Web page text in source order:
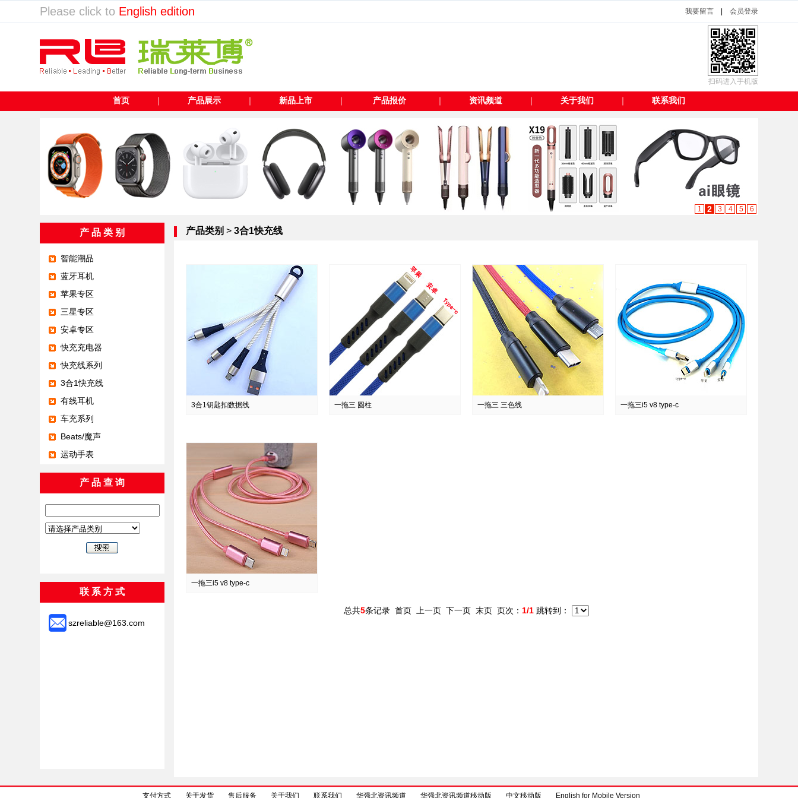
Please click to English edition 我要留言 会员登录
扫码进入手机版
首页 ｜ 产品展示 ｜ 新品上市 ｜ 产品报价 ｜ 资讯频道 ｜ 关于我们 ｜ 联系我们
1 2 3 4 5 6
产 品 类 别
智能潮品
蓝牙耳机
苹果专区
三星专区
安卓专区
快充充电器
快充线系列
3合1快充线
有线耳机
车充系列
Beats/魔声
运动手表
产 品 查 询
联 系 方 式
szreliable@163.com
产品类别 > 3合1快充线
3合1钥匙扣数据线 一拖三 圆柱 一拖三 三色线 一拖三i5 v8 type-c
一拖三i5 v8 type-c
总共5条记录 首页 上一页 下一页 末页 页次： 1/1跳转到：
支付方式 关于发货 售后服务 关于我们 联系我们 华强北资讯频道 华强北资讯频道移动版 中文移动版 English for Mobile Version